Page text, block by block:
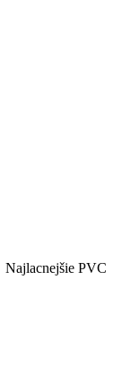
Najlacnejšie PVC